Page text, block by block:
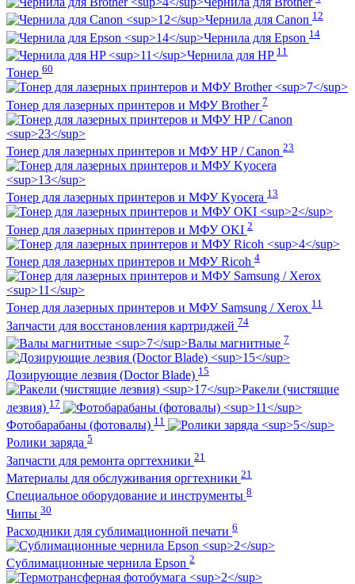
Чернила для Canon 12
Чернила для Epson 14
Чернила для HP 11
Тонер 60
Тонер для лазерных принтеров и МФУ Brother 7
Тонер для лазерных принтеров и МФУ HP / Canon 23
Тонер для лазерных принтеров и МФУ Kyocera 13
Тонер для лазерных принтеров и МФУ OKI 2
Тонер для лазерных принтеров и МФУ Ricoh 4
Тонер для лазерных принтеров и МФУ Samsung / Xerox 11
Запчасти для восстановления картриджей 74
Валы магнитные 7
Дозирующие лезвия (Doctor Blade) 15
Ракели (чистящие
лезвия) 17
Фотобарабаны (фотовалы) 11
Ролики заряда 5
Запчасти для ремонта оргтехники 21
Материалы для обслуживания оргтехники 21
Специальное оборудование и инструменты 8
Чипы 30
Расходники для сублимационной печати 6
Сублимационные чернила Epson 2